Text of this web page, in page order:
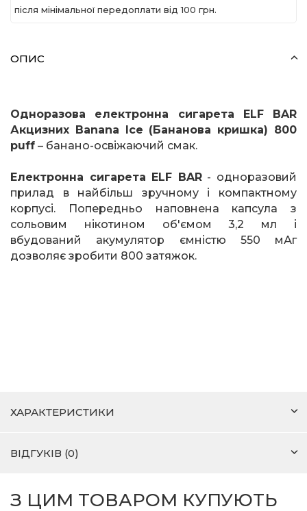
після мінімальної передоплати вiд 100 грн.
ОПИС
Одноразова електронна сигарета ELF
BAR
Акцизних Banana Ice (Бананова кришка) 800
puff – банано-освіжаючий смак.
Електронна сигарета ELF BAR- одноразовий
прилад в найбільш зручному і компактному
корпусі. Попередньо наповнена капсула з
сольовим нікотином об'ємом 3,2 мл і
вбудований акумулятор ємністю 550 мАг
дозволяє зробити 800 затяжок.
ХАРАКТЕРИСТИКИ
ВІДГУКІВ (0)
З ЦИМ ТОВАРОМ КУПУЮТЬ